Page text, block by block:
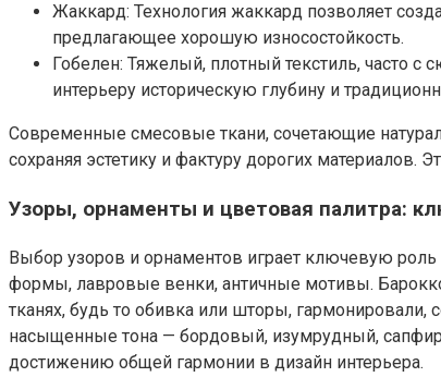
Жаккард: Технология жаккард позволяет
предлагающее хорошую износостойкость.
Гобелен: Тяжелый, плотный текстиль, часто
интерьеру историческую глубину и
Современные смесовые ткани, сочетающие
сохраняя эстетику и фактуру дорогих
Узоры, орнаменты и цветовая палитра:
Выбор узоров и орнаментов играет ключевую роль
формы, лавровые венки, античные мотивы.
тканях, будь то обивка или шторы,
насыщенные тона — бордовый, изумрудный,
достижению общей гармонии в дизайн интерьера.